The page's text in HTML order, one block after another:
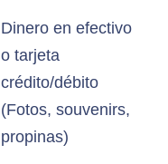
Dinero en efectivo
o tarjeta
crédito/débito
(Fotos, souvenirs,
propinas)